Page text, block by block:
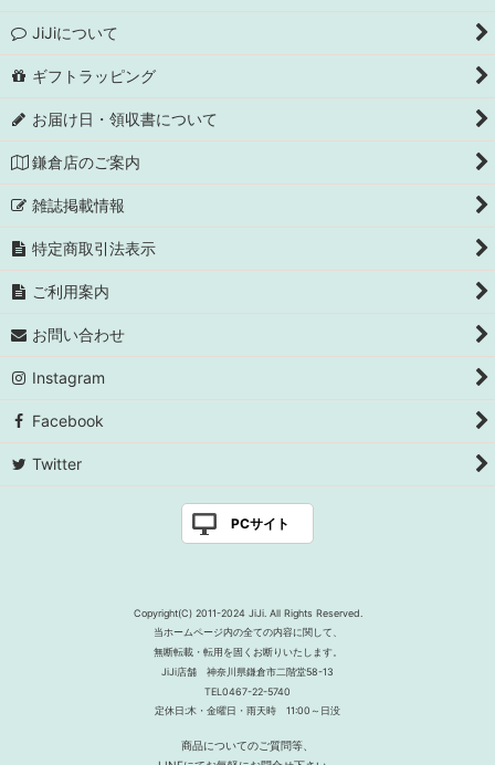
JiJiについて
ギフトラッピング
お届け日・領収書について
鎌倉店のご案内
雑誌掲載情報
特定商取引法表示
ご利用案内
お問い合わせ
Instagram
Facebook
Twitter
PCサイト
Copyright(C) 2011-2024 JiJi. All Rights Reserved.
当ホームページ内の全ての内容に関して、
無断転載・転用を固くお断りいたします。
JiJi店舗 神奈川県鎌倉市二階堂58-13
TEL0467-22-5740
定休日:木・金曜日・雨天時 11:00～日没
商品についてのご質問等、